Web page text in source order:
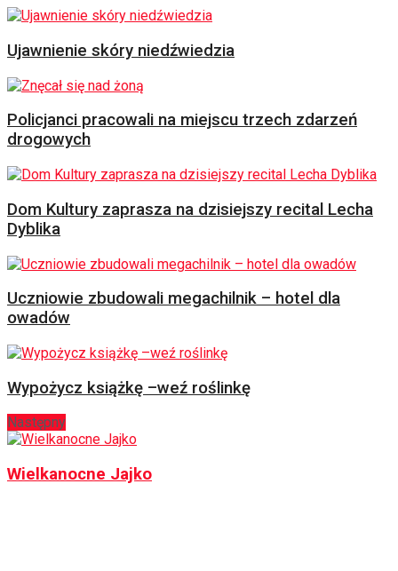
Ujawnienie skóry niedźwiedzia
Policjanci pracowali na miejscu trzech zdarzeń
drogowych
Dom Kultury zaprasza na dzisiejszy recital Lecha
Dyblika
Uczniowie zbudowali megachilnik – hotel dla
owadów
Wypożycz książkę –weź roślinkę
Następny
Wielkanocne Jajko